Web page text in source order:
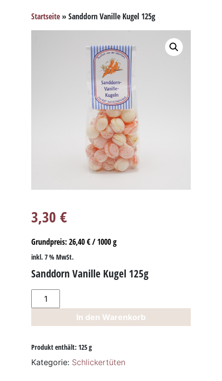
Startseite »Sanddorn Vanille Kugel 125g
3,30 €
Grundpreis:26,40€/1000g
inkl. 7 % MwSt.
Sanddorn Vanille Kugel 125g
Sanddorn
Vanille
Menge
In den Warenkorb
Produkt enthält: 125g
Kategorie: Schlickertüten